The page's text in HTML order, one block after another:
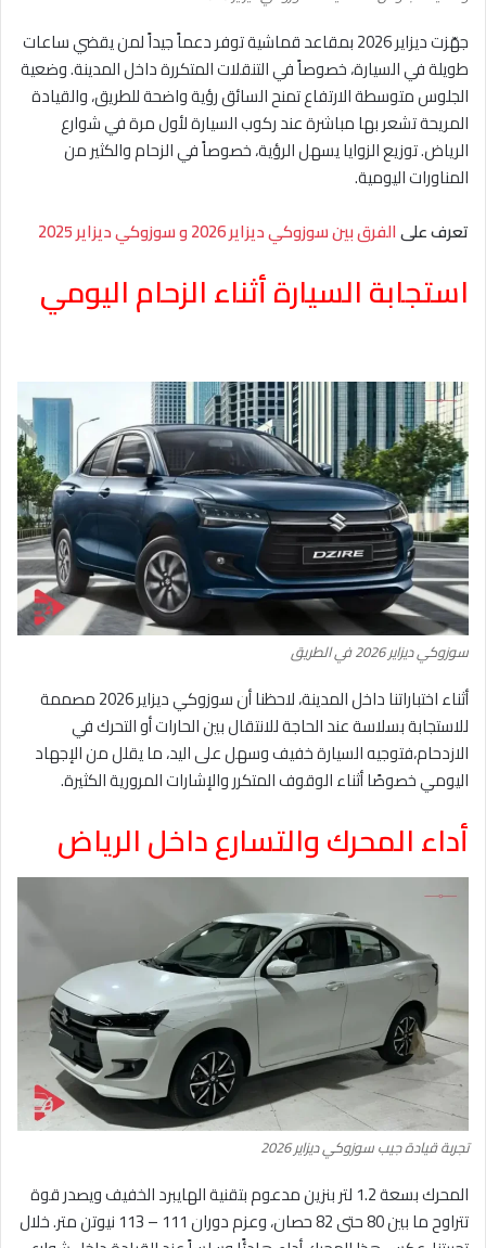
جهّزت ديزاير 2026 بمقاعد قماشية توفر دعماً جيداً لمن يقضي ساعات
طويلة في السيارة، خصوصاً في التنقلات المتكررة داخل المدينة. وضعية
الجلوس متوسطة الارتفاع تمنح السائق رؤية واضحة للطريق، والقيادة
المريحة تشعر بها مباشرة عند ركوب السيارة لأول مرة في شوارع
الرياض. توزيع الزوايا يسهل الرؤية، خصوصاً في الزحام والكثير من
المناورات اليومية.
تعرف علىالفرق بين سوزوكي ديزاير 2026 و سوزوكي ديزاير 2025
استجابة السيارة أثناء الزحام اليومي
سوزوكي ديزاير 2026 في الطريق
أثناء اختباراتنا داخل المدينة، لاحظنا أن سوزوكي ديزاير 2026 مصممة
للاستجابة بسلاسة عند الحاجة للانتقال بين الحارات أو التحرك في
الازدحام،فتوجيه السيارة خفيف وسهل على اليد، ما يقلل من الإجهاد
اليومي خصوصًا أثناء الوقوف المتكرر والإشارات المرورية الكثيرة.
أداء المحرك والتسارع داخل الرياض
تجربة قيادة جيب سوزوكي ديزاير 2026
المحرك بسعة 1.2 لتر بنزين مدعوم بتقنية الهايبرد الخفيف ويصدر قوة
تتراوح ما بين 80 حتى 82 حصان، وعزم دوران 111 – 113 نيوتن متر. خلال